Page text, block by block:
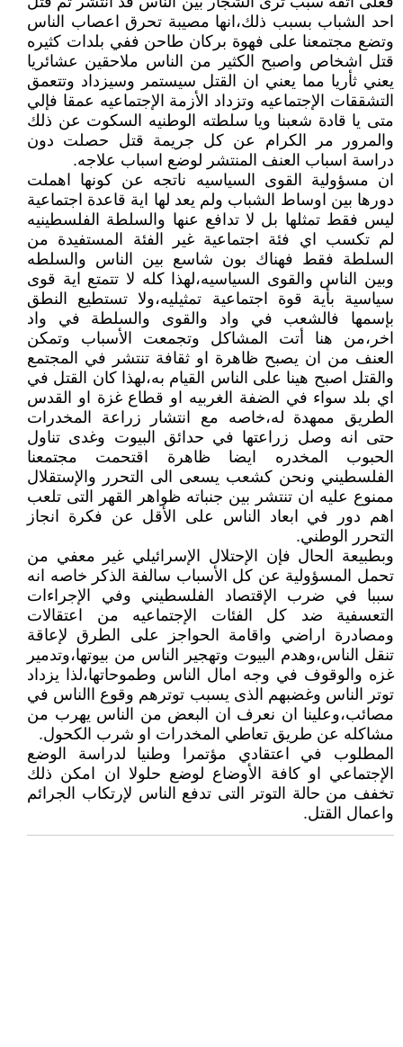
احد الشباب بسبب ذلك،انها مصيبة تحرق اعصاب الناس
وتضع مجتمعنا على فهوة بركان طاحن ففي بلدات كثيره
قتل اشخاص واصبح الكثير من الناس ملاحقين عشائريا
يعني ثأريا مما يعني ان القتل سيستمر وسيزداد وتتعمق
التشققات الإجتماعيه وتزداد الأزمة الإجتماعيه عمقا فإلي
متى يا قادة شعبنا ويا سلطته الوطنيه السكوت عن ذلك
والمرور مر الكرام عن كل جريمة قتل حصلت دون
دراسة اسباب العنف المنتشر لوضع اسباب علاجه.
ان مسؤولية القوى السياسيه ناتجه عن كونها اهملت
دورها بين اوساط الشباب ولم يعد لها اية قاعدة اجتماعية
ليس فقط تمثلها بل لا تدافع عنها والسلطة الفلسطينيه
لم تكسب اي فئة اجتماعية غير الفئة المستفيدة من
السلطة فقط فهناك بون شاسع بين الناس والسلطه
وبين الناس والقوى السياسيه،لهذا كله لا تتمتع اية قوى
سياسية بأية قوة اجتماعية تمثيليه،ولا تستطيع النطق
بإسمها فالشعب في واد والقوى والسلطة في واد
اخر،من هنا أتت المشاكل وتجمعت الأسباب وتمكن
العنف من ان يصبح ظاهرة او ثقافة تنتشر في المجتمع
والقتل اصبح هينا على الناس القيام به،لهذا كان القتل في
اي بلد سواء في الضفة الغربيه او قطاع غزة او القدس
الطريق ممهدة له،خاصه مع انتشار زراعة المخدرات
حتى انه وصل زراعتها في حدائق البيوت وغدى تناول
الحبوب المخدره ايضا ظاهرة اقتحمت مجتمعنا
الفلسطيني ونحن كشعب يسعى الى التحرر والإستقلال
ممنوع عليه ان تنتشر بين جنباته ظواهر القهر التى تلعب
اهم دور في ابعاد الناس على الأقل عن فكرة انجاز
التحرر الوطني.
وبطبيعة الحال فإن الإحتلال الإسرائيلي غير معفي من
تحمل المسؤولية عن كل الأسباب سالفة الذكر خاصه انه
سببا في ضرب الإقتصاد الفلسطيني وفي الإجراءات
التعسفية ضد كل الفئات الإجتماعيه من اعتقالات
ومصادرة اراضي واقامة الحواجز على الطرق لإعاقة
تنقل الناس،وهدم البيوت وتهجير الناس من بيوتها،وتدمير
غزه والوقوف في وجه امال الناس وطموحاتها،لذا يزداد
توتر الناس وغضبهم الذى يسبب توترهم وقوع االناس في
مصائب،وعلينا ان نعرف ان البعض من الناس يهرب من
مشاكله عن طريق تعاطي المخدرات او شرب الكحول.
المطلوب في اعتقادي مؤتمرا وطنيا لدراسة الوضع
الإجتماعي او كافة الأوضاع لوضع حلولا ان امكن ذلك
تخفف من حالة التوتر التى تدفع الناس لإرتكاب الجرائم
واعمال القتل.